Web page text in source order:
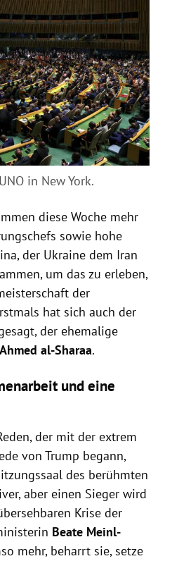
in New York.
diese Woche mehr
sowie hohe
der Ukraine dem Iran
um das zu erleben,
der
hat sich auch der
der ehemalige
Ahmed al-Sharaa.
und eine
der mit der extrem
von Trump begann,
des berühmten
aber einen Sieger wird
Krise der
Beate Meinl-
mehr, beharrt sie, setze